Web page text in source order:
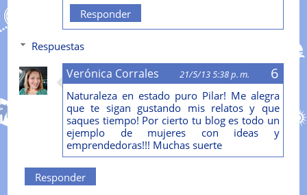
Responder
Respuestas
Verónica Corrales 21/5/13 5:38 p. m.
Naturaleza en estado puro Pilar! Me alegra
que te sigan gustando mis relatos y que
saques tiempo! Por cierto tu blog es todo un
ejemplo de mujeres con ideas y
emprendedoras!!! Muchas suerte
Responder